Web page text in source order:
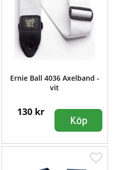
Ernie Ball 4036 Axelband -
vit
130 kr
Köp